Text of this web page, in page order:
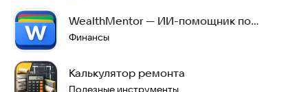
WealthMentor — ИИ-помощник по
финансам
Финансы
Калькулятор ремонта
Полезные инструменты